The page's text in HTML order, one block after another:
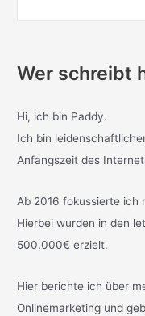
Wer schreibt
Hi, ich bin Paddy.
Ich bin
Anfangszeit des
Ab 2016 fokussierte ich
Hierbei wurden in den
500.000€ erzielt.
Hier berichte ich über
Onlinemarketing und